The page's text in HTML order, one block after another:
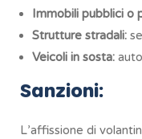
Immobili pubblici o
Strutture stradali:
Veicoli in sosta:
Sanzioni:
L’affissione di